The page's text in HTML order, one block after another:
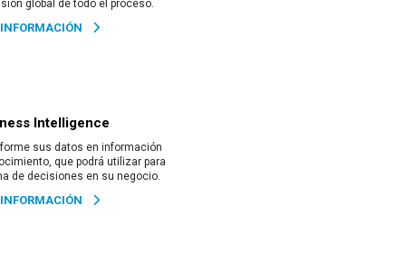
global de todo el proceso.
Intelligence
sus datos en información
que podrá utilizar para
de decisiones en su negocio.